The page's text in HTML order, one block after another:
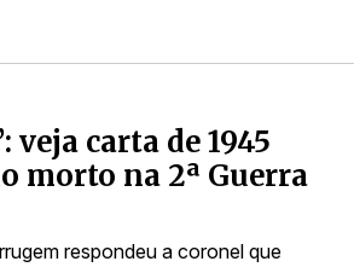
veja carta de 1945
morto na 2ª Guerra
respondeu a coronel que